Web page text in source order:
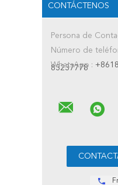
CONTÁCTENOS
Persona de
Número de
83237778
WhatsApp :